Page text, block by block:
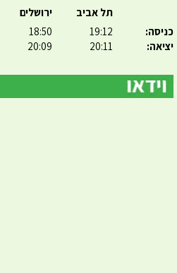
כניסה:
יציאה:
תל אביב
19:12
20:11
ירושלים
18:50
20:09